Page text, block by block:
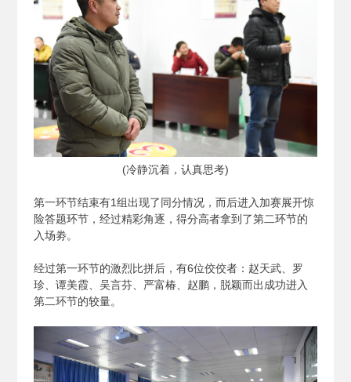
(冷静沉着，认真思考)
第一环节结束有1组出现了同分情况，而后进入加赛展开惊
险答题环节，经过精彩角逐，得分高者拿到了第二环节的
入场劵。
经过第一环节的激烈比拼后，有6位佼佼者：赵天武、罗
珍、谭美霞、吴言芬、严富椿、赵鹏，脱颖而出成功进入
第二环节的较量。